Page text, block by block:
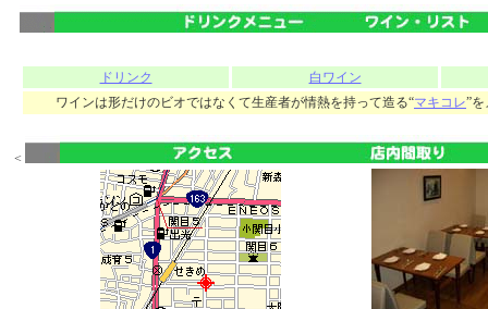
ドリンク
白ワイン
ワインは形だけのビオではなくて生産者が情熱を持って造る“マキコレ”
<